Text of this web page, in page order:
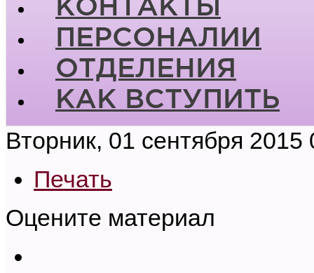
КОНТАКТЫ
ПЕРСОНАЛИИ
ОТДЕЛЕНИЯ
КАК ВСТУПИТЬ
Вторник, 01 сентября 2015
Печать
Оцените материал